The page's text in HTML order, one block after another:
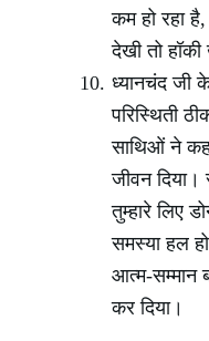
कम हो रहा
देखी तो
ध्यानचंद जी
परिस्थिती
साथिओं ने
जीवन
तुम्हारे लिए
समस्या हल
आत्म-सम्मान
कर दिया।